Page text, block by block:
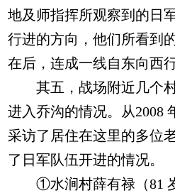
地及师指挥所观察到的日
行进的方向，他们所看到
在后，连成一线自东向西行
其五，战场附近几个村
进入乔沟的情况。从2008
采访了居住在这里的多位
了日军队伍开进的情况。
①水涧村薛有禄（81 岁